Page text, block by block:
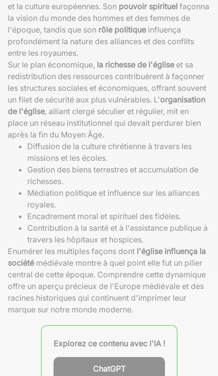
et la culture européennes. Son pouvoir spirituel façonna
la vision du monde des hommes et des femmes de
l'époque, tandis que son rôle politique influença
profondément la nature des alliances et des conflits
entre les royaumes.
Sur le plan économique, la richesse de l'église et sa
redistribution des ressources contribuèrent à façonner
les structures sociales et économiques, offrant souvent
un filet de sécurité aux plus vulnérables. L'organisation
de l'église, alliant clergé séculier et régulier, mit en
place un réseau institutionnel qui devait perdurer bien
après la fin du Moyen Âge.
Diffusion de la culture chrétienne à travers les
missions et les écoles.
Gestion des biens terrestres et accumulation de
richesses.
Médiation politique et influence sur les alliances
royales.
Encadrement moral et spirituel des fidèles.
Contribution à la santé et à l'assistance publique à
travers les hôpitaux et hospices.
Enumérer les multiples façons dont l'église influença la
société médiévale montre à quel point elle fut un pilier
central de cette époque. Comprendre cette dynamique
offre un aperçu précieux de l'Europe médiévale et des
racines historiques qui continuent d'imprimer leur
marque sur notre monde moderne.
Explorez ce contenu avec l'IA !
ChatGPT